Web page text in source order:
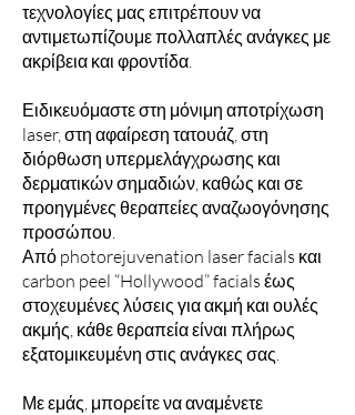
τεχνολογίες μας επιτρέπουν να
αντιμετωπίζουμε πολλαπλές ανάγκες με
ακρίβεια και φροντίδα.
Ειδικευόμαστε στη μόνιμη αποτρίχωση
laser, στη αφαίρεση τατουάζ, στη
διόρθωση υπερμελάγχρωσης και
δερματικών σημαδιών, καθώς και σε
προηγμένες θεραπείες αναζωογόνησης
προσώπου.
Από photorejuvenation laser facials και
carbon peel “Hollywood” facials έως
στοχευμένες λύσεις για ακμή και ουλές
ακμής, κάθε θεραπεία είναι πλήρως
εξατομικευμένη στις ανάγκες σας.
Με εμάς, μπορείτε να αναμένετε